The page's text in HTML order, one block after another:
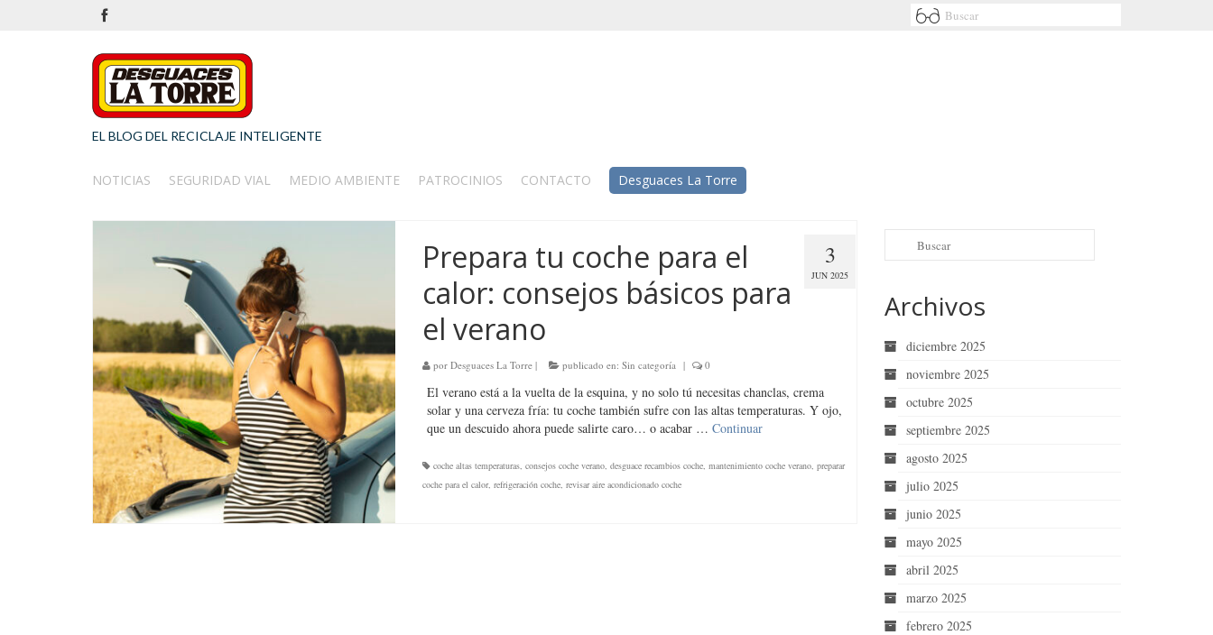
EL BLOG DEL RECICLAJE INTELIGENTE
NOTICIAS SEGURIDAD VIAL MEDIO AMBIENTE PATROCINIOS CONTACTO Desguaces La Torre
3
JUN 2025
Prepara tu coche para el
calor: consejos básicos para
el verano
por Desguaces La Torre| publicado en: Sin categoría | 0
El verano está a la vuelta de la esquina, y no solo tú necesitas chanclas, crema
solar y una cerveza fría: tu coche también sufre con las altas temperaturas. Y ojo,
que un descuido ahora puede salirte caro… o acabar … Continuar
coche altas temperaturas, consejos coche verano, desguace recambios coche, mantenimiento coche verano, preparar
coche para el calor, refrigeración coche, revisar aire acondicionado coche
Archivos
diciembre 2025
noviembre 2025
octubre 2025
septiembre 2025
agosto 2025
julio 2025
junio 2025
mayo 2025
abril 2025
marzo 2025
febrero 2025